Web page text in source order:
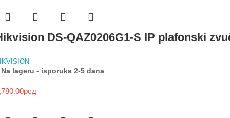
DS-QAZ0206G1-S IP plafonski
Na lageru - isporuka 2-5 dana
рсд